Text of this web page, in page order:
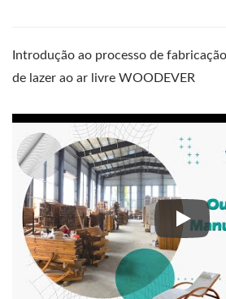
Introdução ao processo de
de lazer ao ar livre WOODEVER